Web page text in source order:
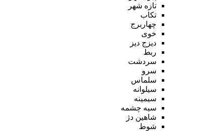
تازه شهر
تکاب
چهاربرج
خوی
دیزج دیز
ربط
سردشت
سرو
سلماس
سیلوانه
سیمینه
سیه چشمه
شاهین دژ
شوط